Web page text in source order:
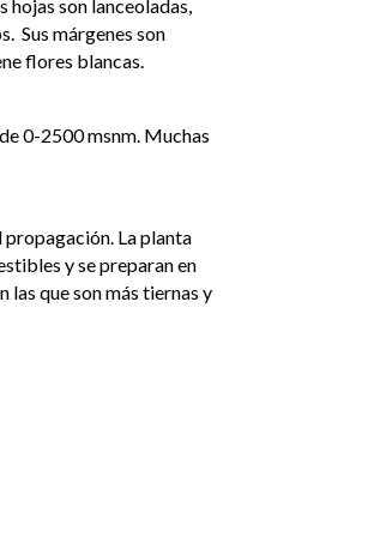
son lanceoladas,
Sus márgenes son
flores blancas.
0-2500 msnm. Muchas
propagación. La planta
y se preparan en
las que son más tiernas y